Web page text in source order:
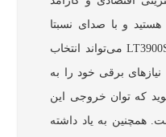
و با صدای نسبتا
زیاد آن مشکلی ندارید، لوتین LT3900S می‌تواند انتخاب
برقی خود را به
که توان خروجی این
همچنین به یاد داشته